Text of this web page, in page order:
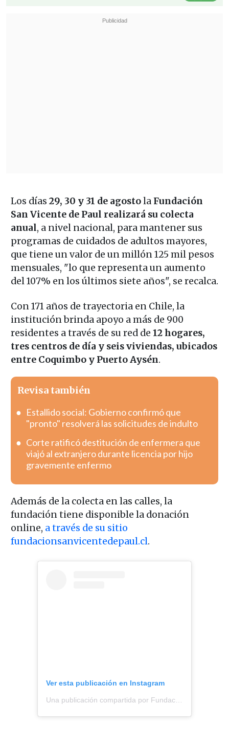
Los días 29, 30 y 31 de agostola Fundación
San Vicente de Paul realizará su colecta
anual, a nivel nacional, para mantener sus
programas de cuidados de adultos mayores,
que tiene un valor de un millón 125 mil pesos
mensuales, "lo que representa un aumento
del 107% en los últimos siete años", se recalca.
Con 171 años de trayectoria en Chile, la
institución brinda apoyo a más de 900
residentes a través de su red de 12 hogares,
tres centros de día y seis viviendas, ubicados
entre Coquimbo y Puerto Aysén.
Revisa también
Estallido social: Gobierno confirmó que
"pronto" resolverá las solicitudes de indulto
Corte ratificó destitución de enfermera que
viajó al extranjero durante licencia por hijo
gravemente enfermo
Además de la colecta en las calles, la
fundación tiene disponible la donación
online, a través de su sitio
fundacionsanvicentedepaul.cl.
Ver esta publicación en Instagram